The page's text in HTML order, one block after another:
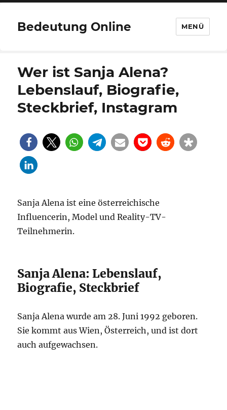
Bedeutung Online MENÜ
Wer ist Sanja Alena?
Lebenslauf, Biografie,
Steckbrief, Instagram
Sanja Alena ist eine österreichische
Influencerin, Model und Reality-TV-
Teilnehmerin.
Sanja Alena: Lebenslauf,
Biografie, Steckbrief
Sanja Alena wurde am 28. Juni 1992 geboren.
Sie kommt aus Wien, Österreich, und ist dort
auch aufgewachsen.